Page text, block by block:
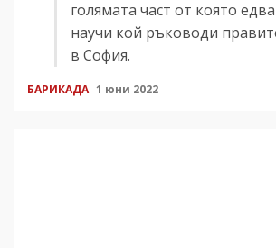
голямата част от която
научи кой ръководи
в София.
БАРИКАДА 1 юни 2022